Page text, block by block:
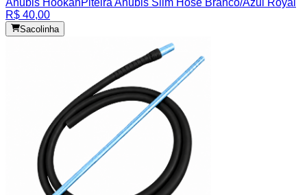
Anubis HookahPiteira Anubis Slim Hose Branco/Azul Royal
R$ 40,00
Sacolinha